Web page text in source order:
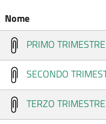
Nome
PRIMO
SECONDO
TERZO